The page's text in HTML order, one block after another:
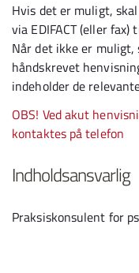
Hvis det er muligt,
via EDIFACT (eller
Når det ikke er
håndskrevet
indeholder de
OBS! Ved akut
kontaktes på telefon
Indholdsansvarlig
Praksiskonsulent for